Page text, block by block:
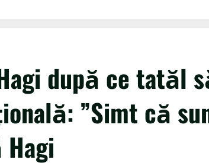
după ce tatăl
”Simt că